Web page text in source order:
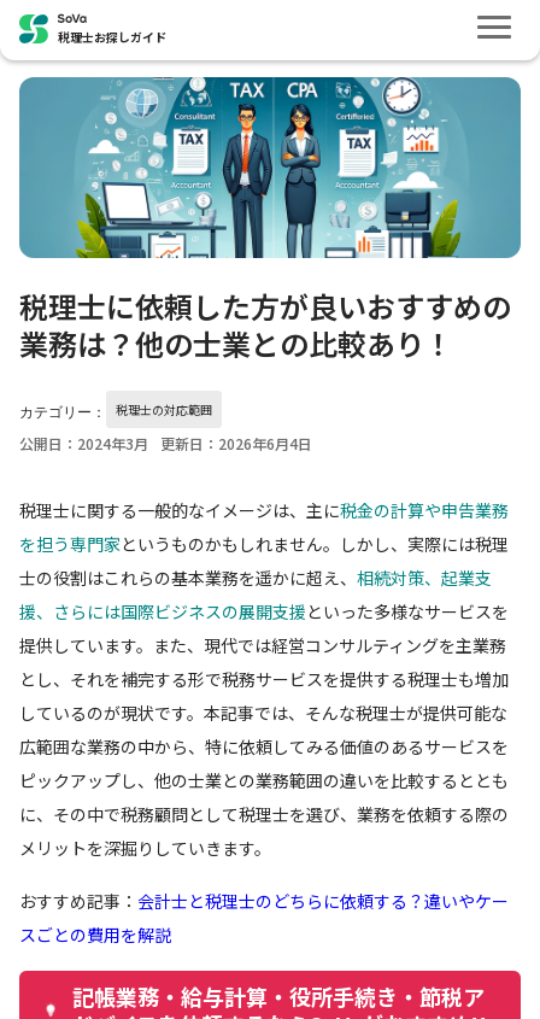
税理士お探しガイド
税理士に依頼した方が良いおすすめの
業務は？他の士業との比較あり！
カテゴリー： 税理士の対応範囲
公開日：2024年3月 更新日：2026年6月4日
税理士に関する一般的なイメージは、主に税金の計算や申告業務
を担う専門家というものかもしれません。しかし、実際には税理
士の役割はこれらの基本業務を遥かに超え、 相続対策、起業支
援、さらには国際ビジネスの展開支援といった多様なサービスを
提供しています。また、現代では経営コンサルティングを主業務
とし、それを補完する形で税務サービスを提供する税理士も増加
しているのが現状です。本記事では、そんな税理士が提供可能な
広範囲な業務の中から、特に依頼してみる価値のあるサービスを
ピックアップし、他の士業との業務範囲の違いを比較するととも
に、その中で税務顧問として税理士を選び、業務を依頼する際の
メリットを深掘りしていきます。
おすすめ記事： 会計士と税理士のどちらに依頼する？違いやケー
スごとの費用を解説
記帳業務・給与計算・役所手続き・節税ア